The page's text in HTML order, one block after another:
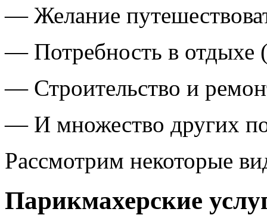
— Желание
— Потребность в отдыхе
— Строительство и
— И множество других
Рассмотрим некоторые
Парикмахерские